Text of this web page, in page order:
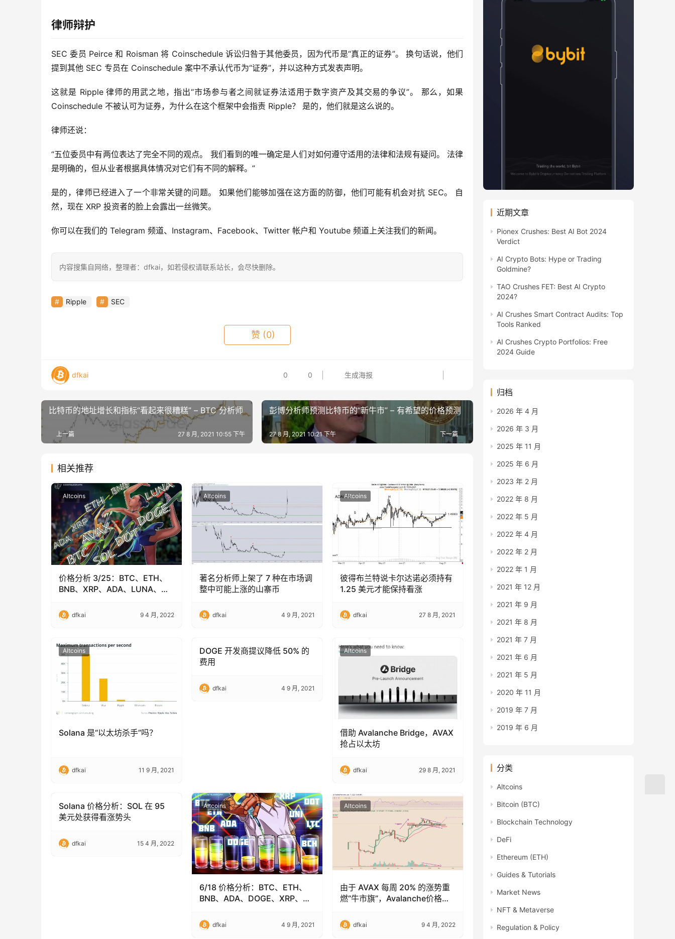
律师辩护
SEC 委员 Peirce 和 Roisman 将 Coinschedule 诉讼归咎于其他委员，因为代币是“真正的证券”。 换句话说，他们
提到其他 SEC 专员在 Coinschedule 案中不承认代币为“证券”，并以这种方式发表声明。
这就是 Ripple 律师的用武之地，指出“市场参与者之间就证券法适用于数字资产及其交易的争议”。 那么，如果
Coinschedule 不被认可为证券，为什么在这个框架中会指责 Ripple？ 是的，他们就是这么说的。
律师还说：
“五位委员中有两位表达了完全不同的观点。 我们看到的唯一确定是人们对如何遵守适用的法律和法规有疑问。 法律
是明确的，但从业者根据具体情况对它们有不同的解释。”
是的，律师已经进入了一个非常关键的问题。 如果他们能够加强在这方面的防御，他们可能有机会对抗 SEC。 自
然，现在 XRP 投资者的脸上会露出一丝微笑。
你可以在我们的 Telegram 频道、Instagram、Facebook、Twitter 帐户和 Youtube 频道上关注我们的新闻。
内容搜集自网络，整理者：dfkai，如若侵权请联系站长，会尽快删除。
Ripple SEC
赞 (0)
dfkai 0 0 生成海报
比特币的地址增长和指标“看起来很糟糕” – BTC 分析师
上一篇 27 8 月, 2021 10:55 下午
彭博分析师预测比特币的“新牛市” – 有希望的价格预测
下一篇
27 8 月, 2021 10:21 下午
相关推荐
Altcoins
价格分析 3/25：BTC、ETH、
BNB、XRP、ADA、LUNA、
dfkai 9 4 月, 2022
Altcoins
著名分析师上架了 7 种在市场调
整中可能上涨的山寨币
dfkai 4 9 月, 2021
Altcoins
彼得布兰特说卡尔达诺必须持有
1.25 美元才能保持看涨
dfkai 27 8 月, 2021
Altcoins
Solana 是“以太坊杀手”吗？
dfkai 11 9 月, 2021
Altcoins
DOGE 开发商提议降低 50% 的
费用
dfkai 4 9 月, 2021
Altcoins
借助 Avalanche Bridge，AVAX
抢占以太坊
dfkai 29 8 月, 2021
Altcoins
Solana 价格分析：SOL 在 95
美元处获得看涨势头
dfkai 15 4 月, 2022
Altcoins
6/18 价格分析：BTC、ETH、
BNB、ADA、DOGE、XRP、
dfkai 4 9 月, 2021
Altcoins
由于 AVAX 每周 20% 的涨势重
燃“牛市旗”，Avalanche价格可
dfkai 9 4 月, 2022
近期文章
Pionex Crushes: Best AI Bot 2024
Verdict
AI Crypto Bots: Hype or Trading
Goldmine?
TAO Crushes FET: Best AI Crypto
2024?
AI Crushes Smart Contract Audits: Top
Tools Ranked
AI Crushes Crypto Portfolios: Free
2024 Guide
归档
2026 年 4 月
2026 年 3 月
2025 年 11 月
2025 年 6 月
2023 年 2 月
2022 年 8 月
2022 年 5 月
2022 年 4 月
2022 年 2 月
2022 年 1 月
2021 年 12 月
2021 年 9 月
2021 年 8 月
2021 年 7 月
2021 年 6 月
2021 年 5 月
2020 年 11 月
2019 年 7 月
2019 年 6 月
分类
Altcoins
Bitcoin (BTC)
Blockchain Technology
DeFi
Ethereum (ETH)
Guides & Tutorials
Market News
NFT & Metaverse
Regulation & Policy